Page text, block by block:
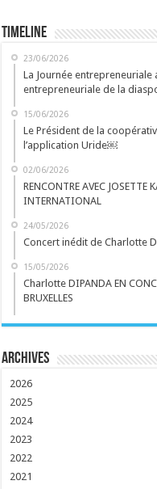
Timeline
23/06/2026
La Journée
entrepreneuriale de la
15/06/2026
Le Président de la
l’application Uride￼
02/06/2026
RENCONTRE AVEC JOSETTE
INTERNATIONAL
24/05/2026
Concert inédit de Charlotte
15/05/2026
Charlotte DIPANDA EN
BRUXELLES
Archives
2026
2025
2024
2023
2022
2021